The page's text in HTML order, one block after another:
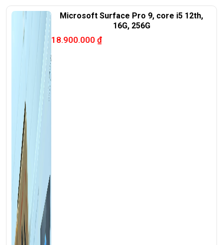
Microsoft Surface Pro 9, core i5 12th,
16G, 256G
18.900.000 ₫